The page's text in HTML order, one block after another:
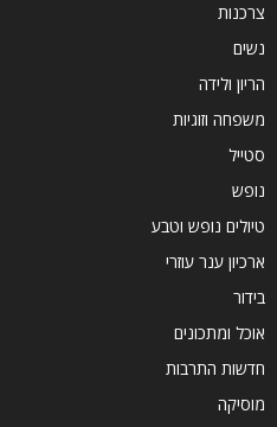
צרכנות
נשים
הריון ולידה
משפחה וזוגיות
סטייל
נופש
טיולים נופש וטבע
ארכיון ענר עוזרי
בידור
אוכל ומתכונים
חדשות התרבות
מוסיקה